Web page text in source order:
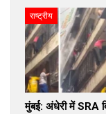
राष्ट्रीय
मुंबई: अंधेरी में SRA